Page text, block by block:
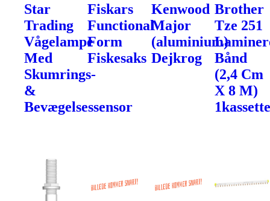
Star
Trading
Vågelampe
Med
Skumrings-
&
Bevægelsessensor
Fiskars
Functional
Form
Fiskesaks
Kenwood
Major
(aluminium)
Dejkrog
Brother
Tze 251
Bånd
(2,4 Cm
X 8 M)